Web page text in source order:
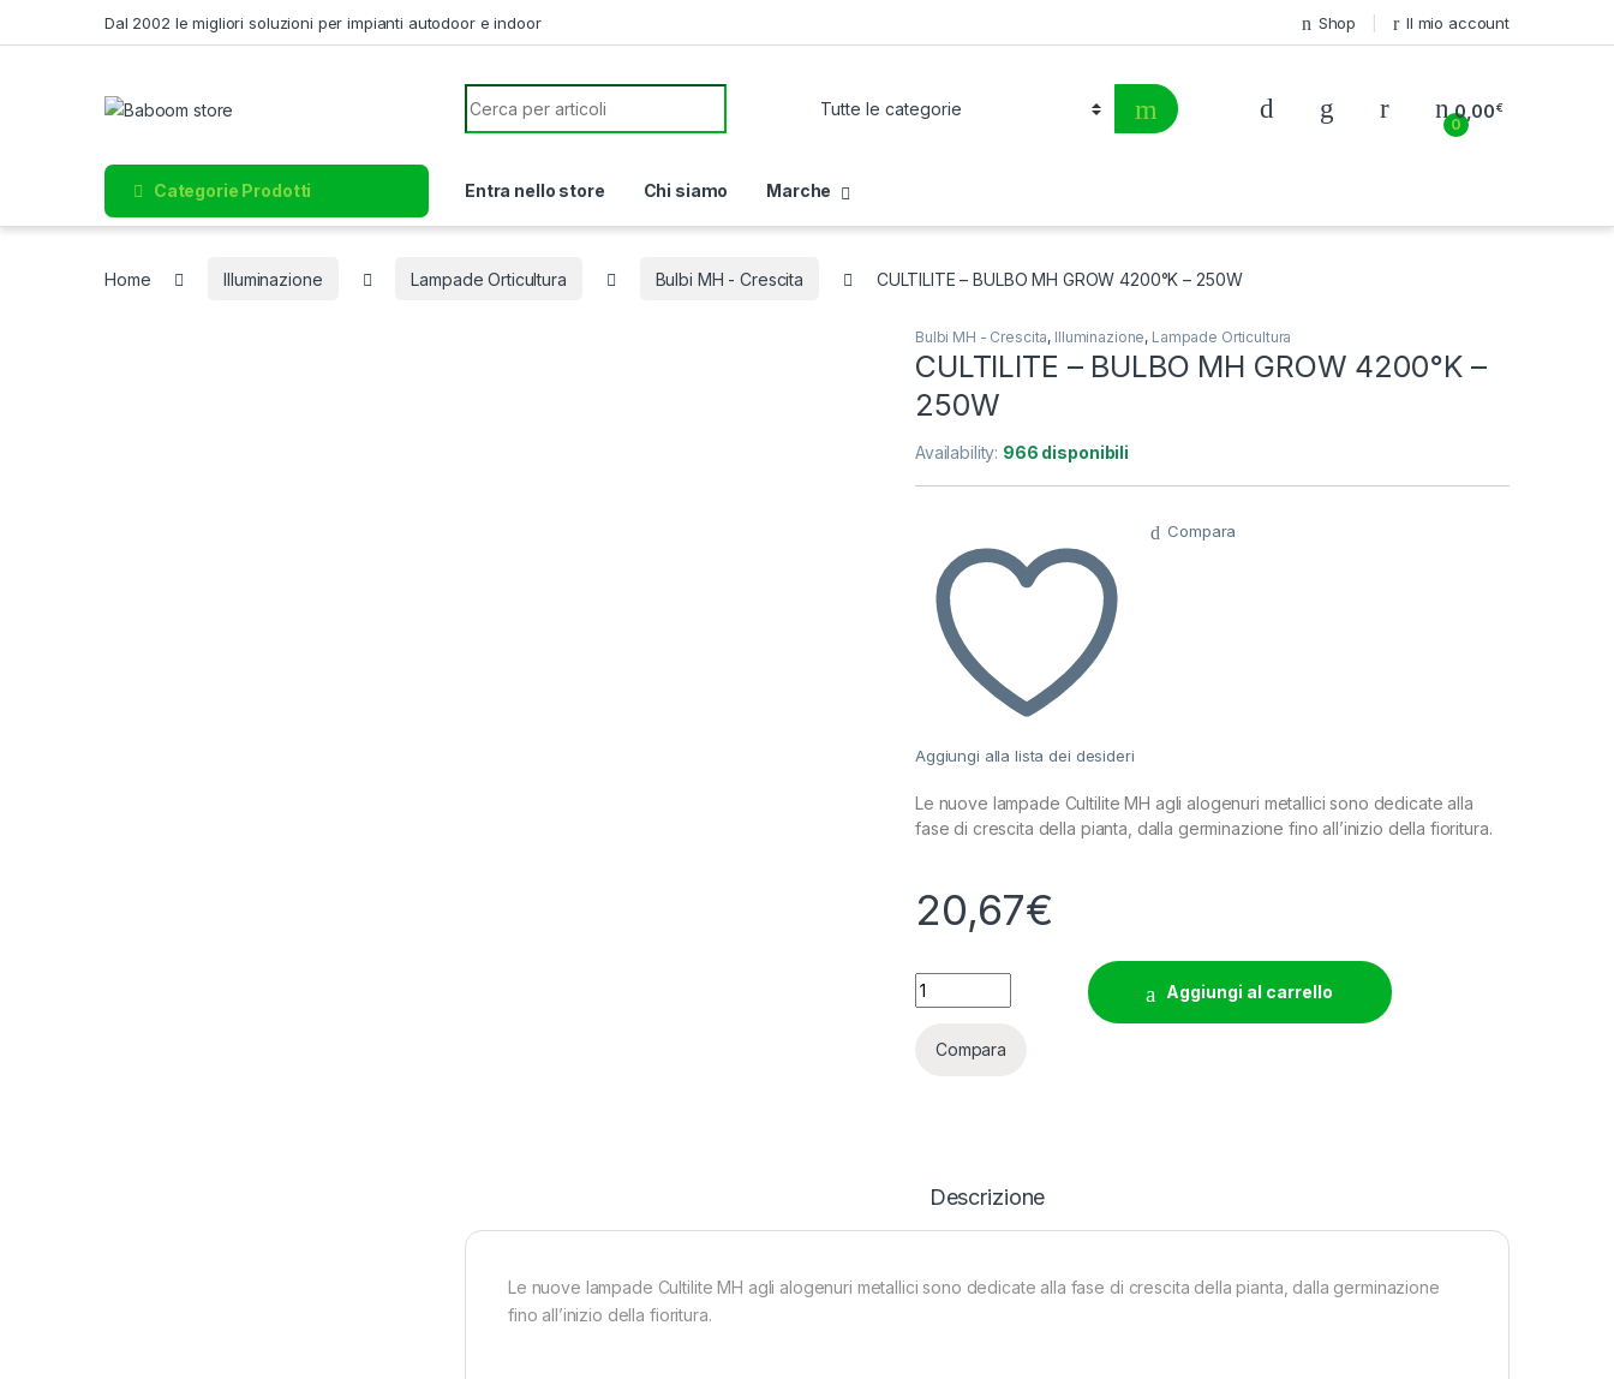
Dal 2002 le migliori soluzioni per impianti autodoor e indoor Shop Il mio account
Search for:
0
0,00€
Categorie Prodotti Entra nello store Chi siamo Marche
Home Illuminazione Lampade Orticultura Bulbi MH - Crescita CULTILITE – BULBO MH GROW 4200°K – 250W
Bulbi MH - Crescita, Illuminazione, Lampade Orticultura
CULTILITE – BULBO MH GROW 4200°K –
250W
Availability: 966 disponibili
Aggiungi alla lista dei desideri
Compara
Le nuove lampade Cultilite MH agli alogenuri metallici sono dedicate alla
fase di crescita della pianta, dalla germinazione fino all’inizio della fioritura.
20,67€
CULTILITE - BULBO MH GROW 4200°K - 250W quantity
Aggiungi al carrello
Compara
Descrizione
Le nuove lampade Cultilite MH agli alogenuri metallici sono dedicate alla fase di crescita della pianta, dalla germinazione
fino all’inizio della fioritura.